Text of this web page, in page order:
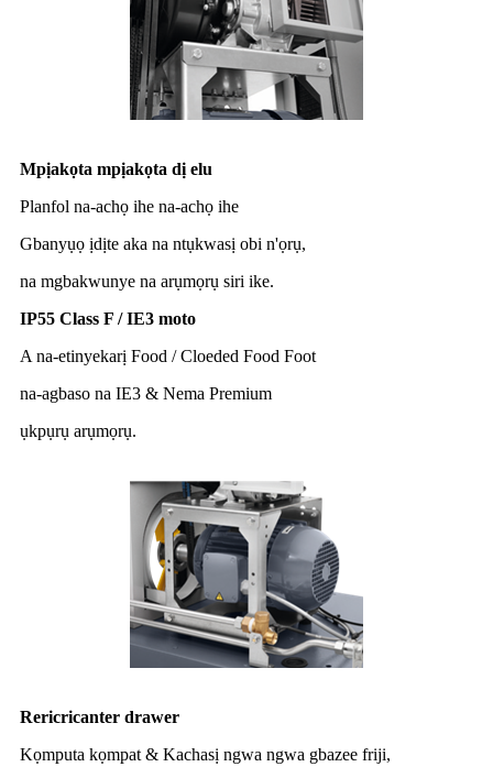
Mpịakọta mpịakọta dị elu
Planfol na-achọ ihe na-achọ ihe
Gbanyụọ ịdịte aka na ntụkwasị obi n'ọrụ,
na mgbakwunye na arụmọrụ siri ike.
IP55 Class F / IE3 moto
A na-etinyekarị Food / Cloeded Food Foot
na-agbaso na IE3 & Nema Premium
ụkpụrụ arụmọrụ.
Rericricanter drawer
Kọmputa kọmpat & Kachasị ngwa ngwa gbazee friji,